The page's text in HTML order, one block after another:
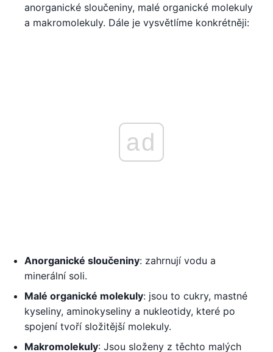
anorganické sloučeniny, malé organické molekuly
a makromolekuly. Dále je vysvětlíme konkrétněji:
ad
Anorganické sloučeniny: zahrnují vodu a
minerální soli.
Malé organické molekuly: jsou to cukry, mastné
kyseliny, aminokyseliny a nukleotidy, které po
spojení tvoří složitější molekuly.
Makromolekuly: Jsou složeny z těchto malých